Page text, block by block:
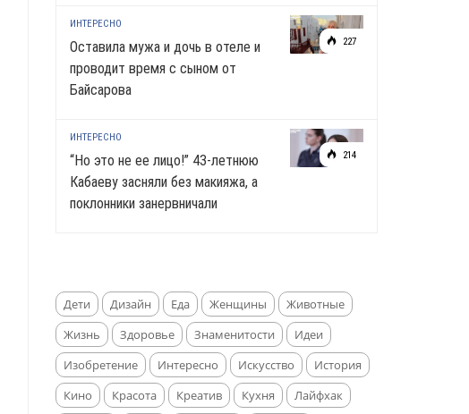
227
ИНТЕРЕСНО
Оставила мужа и дочь в отеле и
проводит время с сыном от
Байсарова
214
ИНТЕРЕСНО
“Но это не ее лицо!” 43-летнюю
Кабаеву засняли без макияжа, а
поклонники занервничали
Дети Дизайн Еда Женщины
Животные
Жизнь
Здоровье Знаменитости
Идеи
Изобретение
Интересно Искусство
История
Кино
Красота Креатив Кухня
Лайфхак